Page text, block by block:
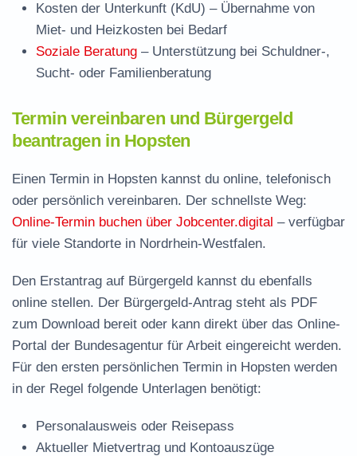
Kosten der Unterkunft (KdU) – Übernahme von
Miet- und Heizkosten bei Bedarf
Soziale Beratung – Unterstützung bei Schuldner-,
Sucht- oder Familienberatung
Termin vereinbaren und Bürgergeld
beantragen in Hopsten
Einen Termin in Hopsten kannst du online, telefonisch
oder persönlich vereinbaren. Der schnellste Weg:
Online-Termin buchen über Jobcenter.digital – verfügbar
für viele Standorte in Nordrhein-Westfalen.
Den Erstantrag auf Bürgergeld kannst du ebenfalls
online stellen. Der Bürgergeld-Antrag steht als PDF
zum Download bereit oder kann direkt über das Online-
Portal der Bundesagentur für Arbeit eingereicht werden.
Für den ersten persönlichen Termin in Hopsten werden
in der Regel folgende Unterlagen benötigt:
Personalausweis oder Reisepass
Aktueller Mietvertrag und Kontoauszüge